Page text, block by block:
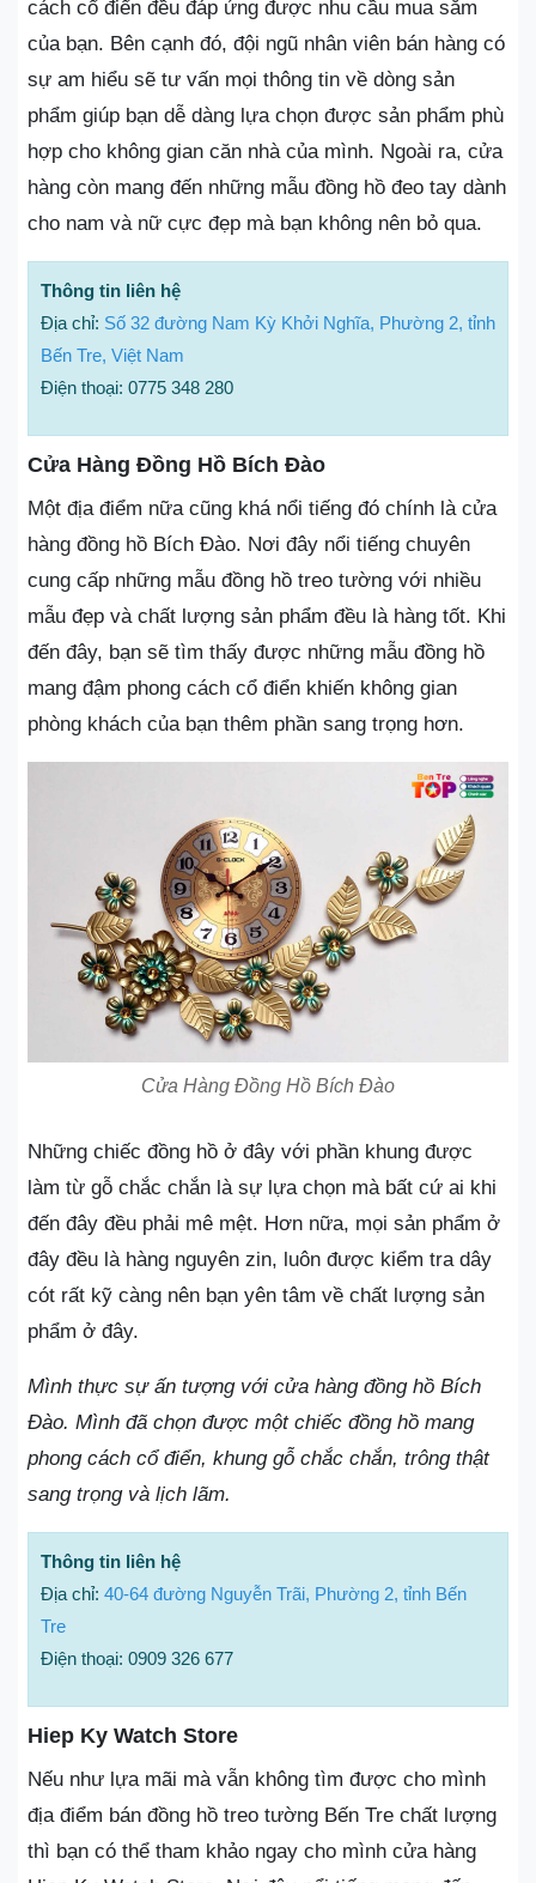
cách cổ điển đều đáp ứng được nhu cầu mua sắm
của bạn. Bên cạnh đó, đội ngũ nhân viên bán hàng có
sự am hiểu sẽ tư vấn mọi thông tin về dòng sản
phẩm giúp bạn dễ dàng lựa chọn được sản phẩm phù
hợp cho không gian căn nhà của mình. Ngoài ra, cửa
hàng còn mang đến những mẫu đồng hồ đeo tay dành
cho nam và nữ cực đẹp mà bạn không nên bỏ qua.
Thông tin liên hệ
Địa chỉ: Số 32 đường Nam Kỳ Khởi Nghĩa, Phường 2, tỉnh
Bến Tre, Việt Nam
Điện thoại: 0775 348 280
Cửa Hàng Đồng Hồ Bích Đào
Một địa điểm nữa cũng khá nổi tiếng đó chính là cửa
hàng đồng hồ Bích Đào. Nơi đây nổi tiếng chuyên
cung cấp những mẫu đồng hồ treo tường với nhiều
mẫu đẹp và chất lượng sản phẩm đều là hàng tốt. Khi
đến đây, bạn sẽ tìm thấy được những mẫu đồng hồ
mang đậm phong cách cổ điển khiến không gian
phòng khách của bạn thêm phần sang trọng hơn.
Cửa Hàng Đồng Hồ Bích Đào
Những chiếc đồng hồ ở đây với phần khung được
làm từ gỗ chắc chắn là sự lựa chọn mà bất cứ ai khi
đến đây đều phải mê mệt. Hơn nữa, mọi sản phẩm ở
đây đều là hàng nguyên zin, luôn được kiểm tra dây
cót rất kỹ càng nên bạn yên tâm về chất lượng sản
phẩm ở đây.
Mình thực sự ấn tượng với cửa hàng đồng hồ Bích
Đào. Mình đã chọn được một chiếc đồng hồ mang
phong cách cổ điển, khung gỗ chắc chắn, trông thật
sang trọng và lịch lãm.
Thông tin liên hệ
Địa chỉ: 40-64 đường Nguyễn Trãi, Phường 2, tỉnh Bến
Tre
Điện thoại: 0909 326 677
Hiep Ky Watch Store
Nếu như lựa mãi mà vẫn không tìm được cho mình
địa điểm bán đồng hồ treo tường Bến Tre chất lượng
thì bạn có thể tham khảo ngay cho mình cửa hàng